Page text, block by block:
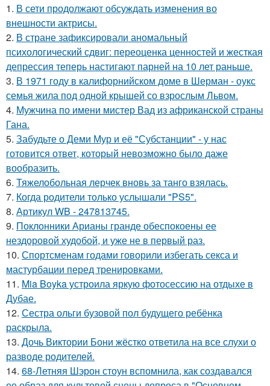
1. В сети продолжают обсуждать изменения во
внешности актрисы.
2. В стране зафиксировали аномальный
психологический сдвиг: переоценка ценностей и жесткая
депрессия теперь настигают парней на 10 лет раньше.
3. В 1971 году в калифорнийском доме в Шерман - оукс
семья жила под одной крышей со взрослым Львом.
4. Мужчина по имени мистер Вад из африканской страны
Гана.
5. Забудьте о Деми Мур и её "Субстанции" - у нас
готовится ответ, который невозможно было даже
вообразить.
6. Тяжелобольная лерчек вновь за танго взялась.
7. Когда родители только услышали "PS5".
8. Артикул WB - 247813745.
9. Поклонники Арианы гранде обеспокоены ее
нездоровой худобой, и уже не в первый раз.
10. Спортсменам годами говорили избегать секса и
мастурбации перед тренировками.
11. Mia Boyka устроила яркую фотосессию на отдыхе в
Дубае.
12. Сестра ольги бузовой пол будущего ребёнка
раскрыла.
13. Дочь Виктории Бони жёстко ответила на все слухи о
разводе родителей.
14. 68-Летняя Шэрон стоун вспомнила, как создавался